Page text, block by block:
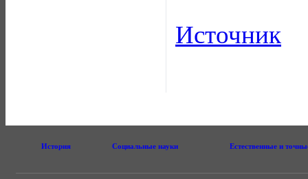
Источник
История Социальные науки Естественные и